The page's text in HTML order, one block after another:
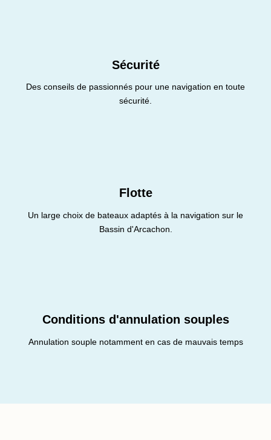
Sécurité
Des conseils de passionnés pour une navigation en toute
sécurité.
Flotte
Un large choix de bateaux adaptés à la navigation sur le
Bassin d'Arcachon.
Conditions d'annulation souples
Annulation souple notamment en cas de mauvais temps